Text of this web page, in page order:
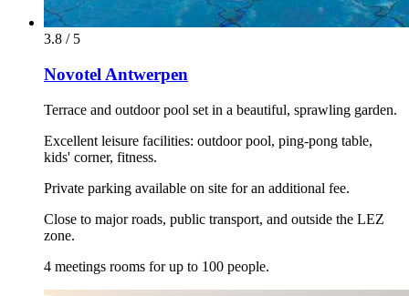
3.8 / 5
Novotel Antwerpen
Terrace and outdoor pool set in a beautiful, sprawling garden.
Excellent leisure facilities: outdoor pool, ping-pong table,
kids' corner, fitness.
Private parking available on site for an additional fee.
Close to major roads, public transport, and outside the LEZ
zone.
4 meetings rooms for up to 100 people.